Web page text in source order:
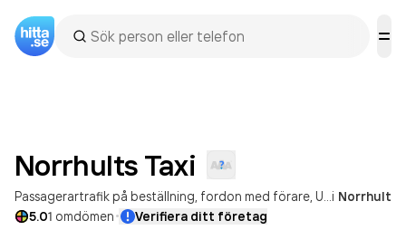
Norrhults Taxi
Passagerartrafik på beställning, fordon med förare Uthyrning och förvaltning av egna eller arrenderade industrilokaler i Norrhult
5.01 omdömen· Verifiera ditt företag